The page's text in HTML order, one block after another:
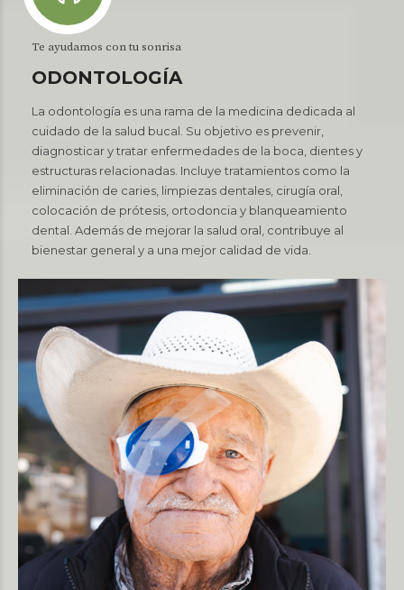
Te ayudamos con tu sonrisa
ODONTOLOGÍA
La odontología es una rama de la medicina dedicada al
cuidado de la salud bucal. Su objetivo es prevenir,
diagnosticar y tratar enfermedades de la boca, dientes y
estructuras relacionadas. Incluye tratamientos como la
eliminación de caries, limpiezas dentales, cirugía oral,
colocación de prótesis, ortodoncia y blanqueamiento
dental. Además de mejorar la salud oral, contribuye al
bienestar general y a una mejor calidad de vida.